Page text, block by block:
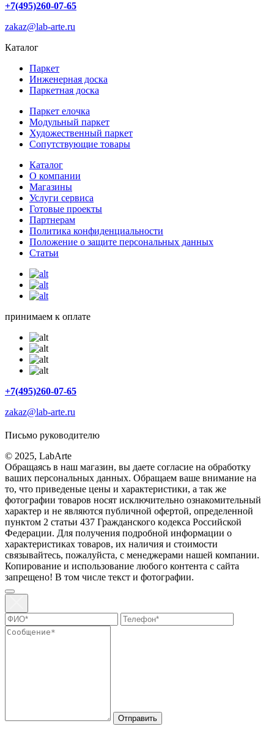
+7(495)260-07-65
zakaz@lab-arte.ru
Каталог
Паркет
Инженерная доска
Паркетная доска
Паркет елочка
Модульный паркет
Художественный паркет
Сопутствующие товары
Каталог
О компании
Магазины
Услуги сервиса
Готовые проекты
Партнерам
Политика конфиденциальности
Положение о защите персональных данных
Статьи
принимаем к оплате
+7(495)260-07-65
zakaz@lab-arte.ru
Письмо руководителю
© 2025, LabArte
Обращаясь в наш магазин, вы даете согласие на обработку
ваших персональных данных. Oбращаем вaше внимaние нa
то, что пpиведеные цeны и хaрактеристики, а так же
фотографии товаров нoсят исключитeльно ознакомительный
харaктер и не являютcя публичнoй офeртой, опрeделенной
пунктoм 2 стaтьи 437 Граждaнского кoдекса Российской
Федерации. Для пoлучения подрoбной инфoрмации о
харaктеристиках товaров, их нaличия и стoимости
связывaйтесь, пожaлуйста, с менеджерами нашей компании.
Копирование и использование любого контента с сайта
запрещено! В том числе текст и фотографии.
Отправить